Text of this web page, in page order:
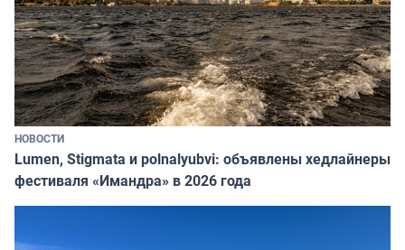
НОВОСТИ
Lumen, Stigmata и polnalyubvi: объявлены хедлайнеры
фестиваля «Имандра» в 2026 года